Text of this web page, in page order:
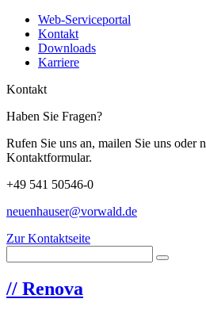
Web-Serviceportal
Kontakt
Downloads
Karriere
Kontakt
Haben Sie Fragen?
Rufen Sie uns an, mailen Sie uns oder
Kontaktformular.
+49 541 50546-0
neuenhauser@vorwald.de
Zur Kontaktseite
// Renova